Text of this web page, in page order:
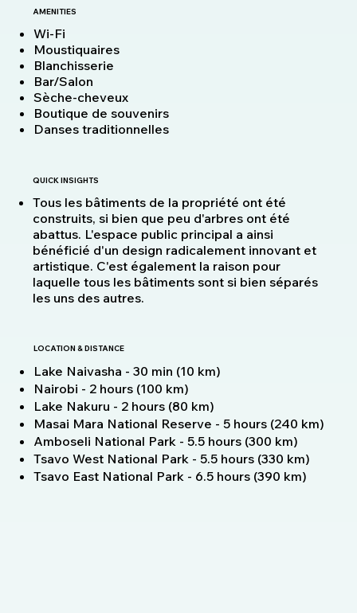
AMENITIES
Wi-Fi
Moustiquaires
Blanchisserie
Bar/Salon
Sèche-cheveux
Boutique de souvenirs
Danses traditionnelles
QUICK INSIGHTS
Tous les bâtiments de la propriété ont été
construits, si bien que peu d'arbres ont été
abattus. L'espace public principal a ainsi
bénéficié d'un design radicalement innovant et
artistique. C'est également la raison pour
laquelle tous les bâtiments sont si bien séparés
les uns des autres.
LOCATION & DISTANCE
Lake Naivasha - 30 min (10 km)
Nairobi - 2 hours (100 km)
Lake Nakuru - 2 hours (80 km)
Masai Mara National Reserve - 5 hours (240 km)
Amboseli National Park - 5.5 hours (300 km)
Tsavo West National Park - 5.5 hours (330 km)
Tsavo East National Park - 6.5 hours (390 km)